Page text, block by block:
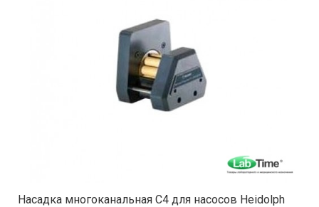
Насадка многоканальная C4 для насосов Heidolph